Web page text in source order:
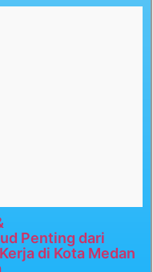
Penting dari
di Kota Medan